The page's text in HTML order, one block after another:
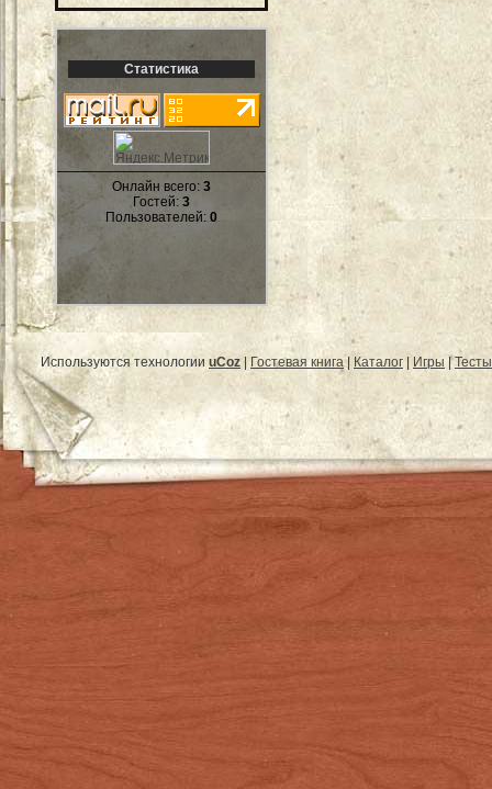
Статистика
Онлайн всего: 3
Гостей: 3
Пользователей: 0
Используются технологии uCoz Гостевая книга| Каталог Игры |Тесты